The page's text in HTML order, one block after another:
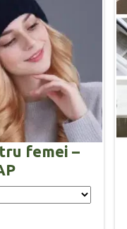
femei –